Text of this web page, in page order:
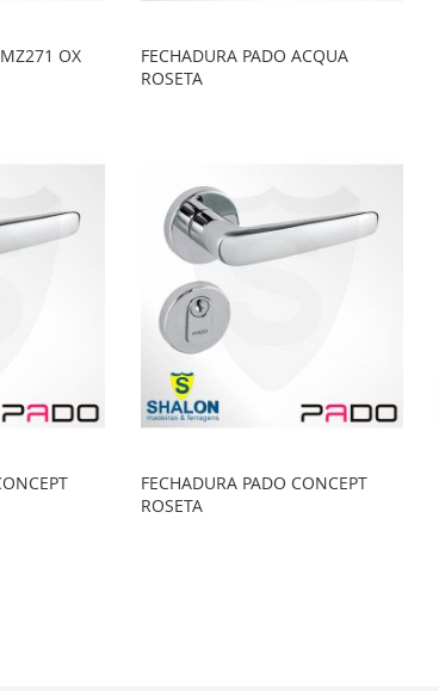
OX
FECHADURA PADO ACQUA
ROSETA
FECHADURA PADO CONCEPT
ROSETA